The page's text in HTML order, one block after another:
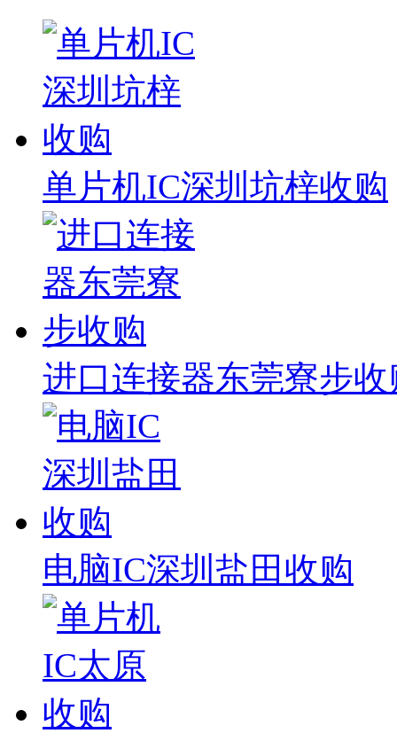
单片机IC深圳坑梓收购
进口连接器东莞寮步收
电脑IC深圳盐田收购